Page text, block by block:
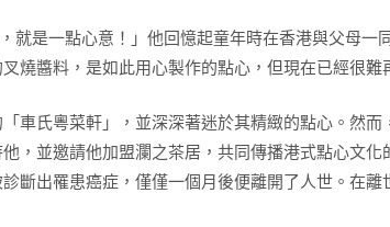
就是一點心意！」他回憶起童年時在香港與父母
燒醬料，是如此用心製作的點心，但現在已經很難
車氏粵菜軒」，並深深著迷於其精緻的點心。然
，並邀請他加盟瀾之茶居，共同傳播港式點心文
斷出罹患癌症，僅僅一個月後便離開了人世。在